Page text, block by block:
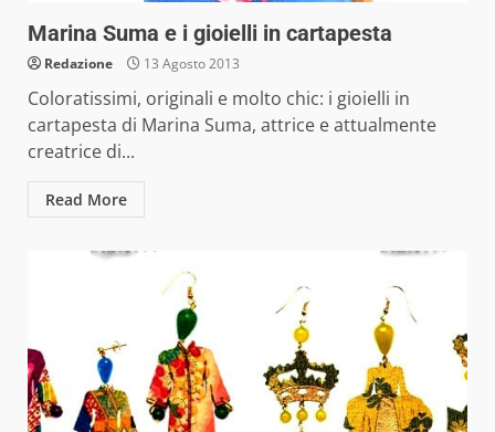
Marina Suma e i gioielli in cartapesta
Redazione 13 Agosto 2013
Coloratissimi, originali e molto chic: i gioielli in
cartapesta di Marina Suma, attrice e attualmente
creatrice di...
Read More